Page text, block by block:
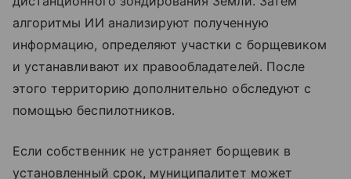
алгоритмы ИИ анализируют полученную
информацию, определяют участки с борщевиком
и устанавливают их правообладателей. После
этого территорию дополнительно обследуют с
помощью беспилотников.
Если собственник не устраняет борщевик в
установленный срок, муниципалитет может